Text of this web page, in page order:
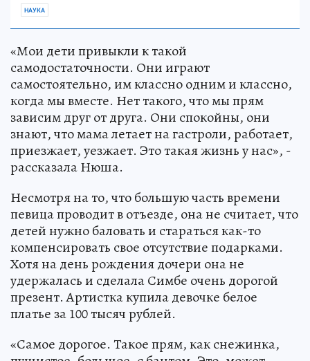
НАУКА
«Мои дети привыкли к такой
самодостаточности. Они играют
самостоятельно, им классно одним и классно,
когда мы вместе. Нет такого, что мы прям
зависим друг от друга. Они спокойны, они
знают, что мама летает на гастроли, работает,
приезжает, уезжает. Это такая жизнь у нас», -
рассказала Нюша.
Несмотря на то, что большую часть времени
певица проводит в отъезде, она не считает, что
детей нужно баловать и стараться как-то
компенсировать свое отсутствие подарками.
Хотя на день рождения дочери она не
удержалась и сделала Симбе очень дорогой
презент. Артистка купила девочке белое
платье за 100 тысяч рублей.
«Самое дорогое. Такое прям, как снежинка,